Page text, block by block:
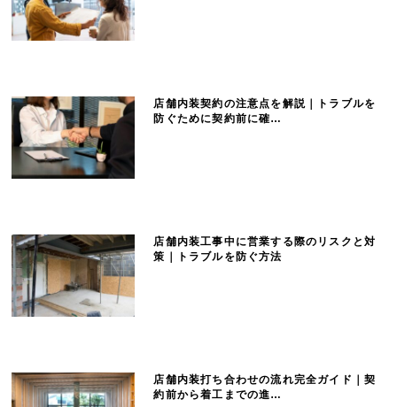
店舗内装契約の注意点を解説｜トラブルを
防ぐために契約前に確…
店舗内装工事中に営業する際のリスクと対
策｜トラブルを防ぐ方法
店舗内装打ち合わせの流れ完全ガイド｜契
約前から着工までの進…